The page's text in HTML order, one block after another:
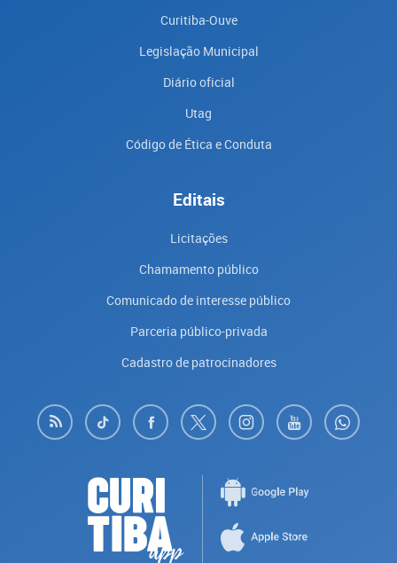
Curitiba-Ouve
Legislação Municipal
Diário oficial
Utag
Código de Ética e Conduta
Editais
Licitações
Chamamento público
Comunicado de interesse público
Parceria público-privada
Cadastro de patrocinadores